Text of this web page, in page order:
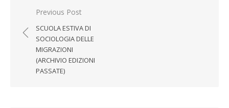
Post navigation
Previous Post
SCUOLA ESTIVA DI
SOCIOLOGIA DELLE
MIGRAZIONI
(ARCHIVIO EDIZIONI
PASSATE)